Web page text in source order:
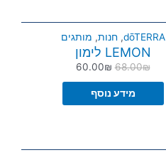
dōTERRA
,חנות, מותגים
LEMON לימון
68.00₪
60.00₪
מידע נוסף